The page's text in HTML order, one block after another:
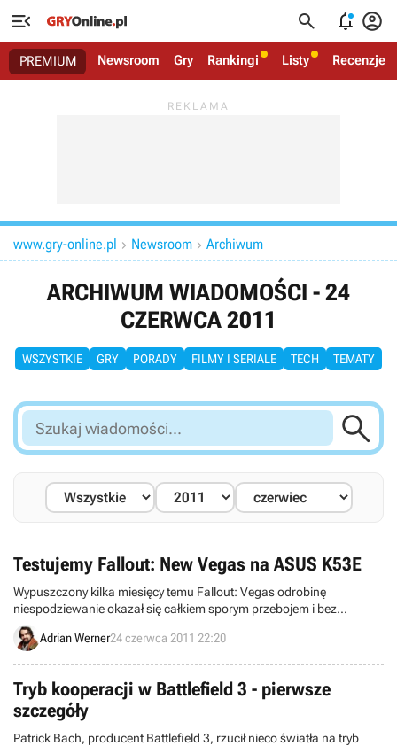
   
PREMIUM Newsroom Gry Rankingi Listy Recenzje
www.gry-online.pl  Newsroom  Archiwum
ARCHIWUM WIADOMOŚCI - 24
CZERWCA 2011
WSZYSTKIE GRY PORADY FILMY I SERIALE TECH TEMATY
Szukaj
wiadomości...

Testujemy Fallout: New Vegas na ASUS K53E
Wypuszczony kilka miesięcy temu Fallout: Vegas odrobinę
niespodziewanie okazał się całkiem sporym przebojem i bez
żadnych kompleksów powalczył o tytuł najlepszego RPG roku.
Większości graczom nie przeszkadzała odrobinę przestarzała
odgrywania roli. Sprawdziliśmy, czy słabszy z naszych laptopów
umożliwia cieszenie się tymi aspektami zabawy.
Adrian Werner24 czerwca 2011 22:20
Tryb kooperacji w Battlefield 3 - pierwsze
szczegóły
Patrick Bach, producent Battlefield 3, rzucił nieco światła na tryb